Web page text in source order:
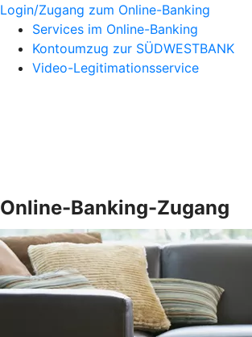
Login/Zugang zum Online-Banking
Services im Online-Banking
Kontoumzug zur SÜDWESTBANK
Video-Legitimationsservice
Online-Banking-Zugang